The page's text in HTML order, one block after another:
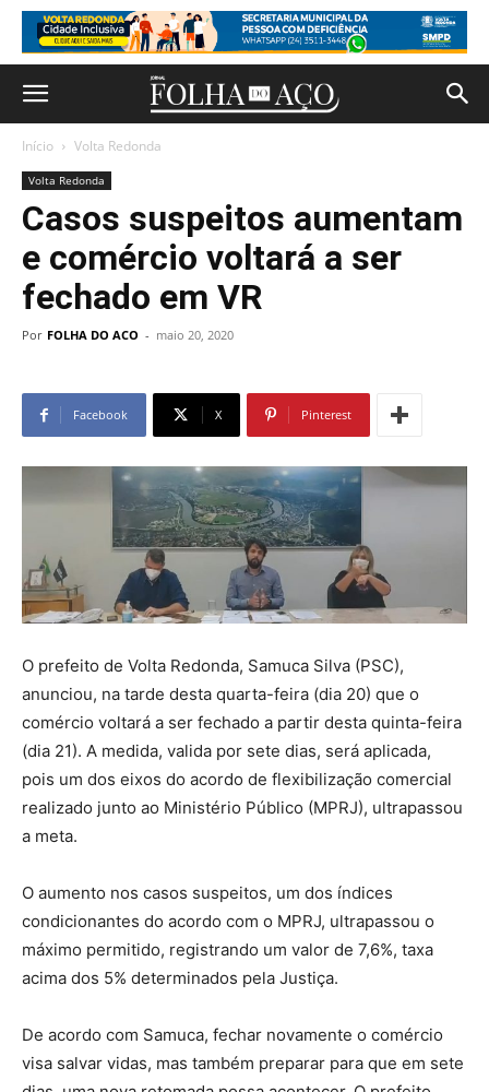
Início Volta Redonda
Volta Redonda
Casos suspeitos aumentam
e comércio voltará a ser
fechado em VR
Por FOLHA DO ACO - maio 20, 2020
Facebook X Pinterest
O prefeito de Volta Redonda, Samuca Silva (PSC),
anunciou, na tarde desta quarta-feira (dia 20) que o
comércio voltará a ser fechado a partir desta quinta-feira
(dia 21). A medida, valida por sete dias, será aplicada,
pois um dos eixos do acordo de flexibilização comercial
realizado junto ao Ministério Público (MPRJ), ultrapassou
a meta.
O aumento nos casos suspeitos, um dos índices
condicionantes do acordo com o MPRJ, ultrapassou o
máximo permitido, registrando um valor de 7,6%, taxa
acima dos 5% determinados pela Justiça.
De acordo com Samuca, fechar novamente o comércio
visa salvar vidas, mas também preparar para que em sete